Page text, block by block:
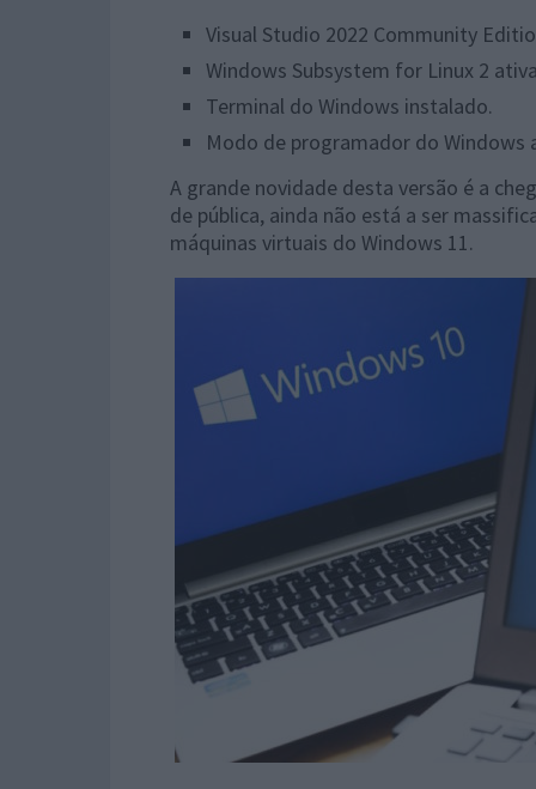
Visual Studio 2022 Community
Windows Subsystem for Linux 2
Terminal do Windows instalado.
Modo de programador do Windows
A grande novidade desta versão é a
de pública, ainda não está a ser
máquinas virtuais do Windows 11.